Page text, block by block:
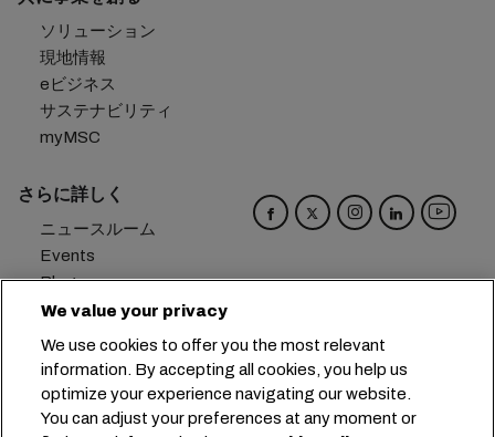
ソリューション
現地情報
eビジネス
サステナビリティ
myMSC
さらに詳しく
ニュースルーム
Events
Blog
キャリア
お問い合わせ
メール受信設定
本社： +41 227038888
info@msc.com
We value your privacy
We use cookies to offer you the most relevant
information. By accepting all cookies, you help us
optimize your experience navigating our website.
You can adjust your preferences at any moment or